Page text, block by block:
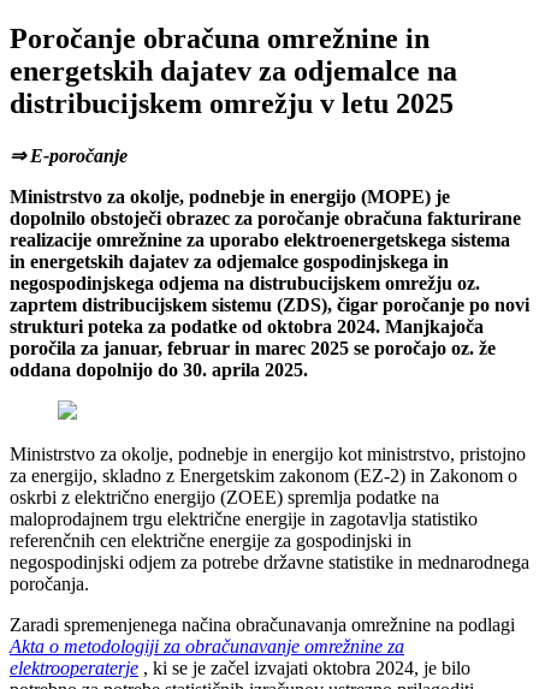
Poročanje obračuna omrežnine in
energetskih dajatev za odjemalce na
distribucijskem omrežju v letu 2025
⇒ E-poročanje
Ministrstvo za okolje, podnebje in energijo (MOPE) je
dopolnilo obstoječi obrazec za poročanje obračuna fakturirane
realizacije omrežnine za uporabo elektroenergetskega sistema
in energetskih dajatev za odjemalce gospodinjskega in
negospodinjskega odjema na distrubucijskem omrežju oz.
zaprtem distribucijskem sistemu (ZDS), čigar poročanje po novi
strukturi poteka za podatke od oktobra 2024. Manjkajoča
poročila za januar, februar in marec 2025 se poročajo oz. že
oddana dopolnijo do 30. aprila 2025.
Ministrstvo za okolje, podnebje in energijo kot ministrstvo, pristojno
za energijo, skladno z Energetskim zakonom (EZ-2) in Zakonom o
oskrbi z električno energijo (ZOEE) spremlja podatke na
maloprodajnem trgu električne energije in zagotavlja statistiko
referenčnih cen električne energije za gospodinjski in
negospodinjski odjem za potrebe državne statistike in mednarodnega
poročanja.
Zaradi spremenjenega načina obračunavanja omrežnine na podlagi
Akta o metodologiji za obračunavanje omrežnine za
elektrooperaterje , ki se je začel izvajati oktobra 2024, je bilo